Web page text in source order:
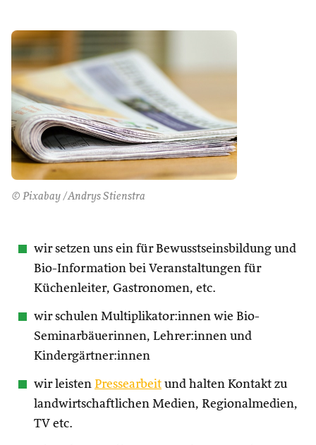
© Pixabay /Andrys Stienstra
wir setzen uns ein für Bewusstseinsbildung und
Bio-Information bei Veranstaltungen für
Küchenleiter, Gastronomen, etc.
wir schulen Multiplikator:innen wie Bio-
Seminarbäuerinnen, Lehrer:innen und
Kindergärtner:innen
wir leisten Pressearbeit und halten Kontakt zu
landwirtschaftlichen Medien, Regionalmedien,
TV etc.